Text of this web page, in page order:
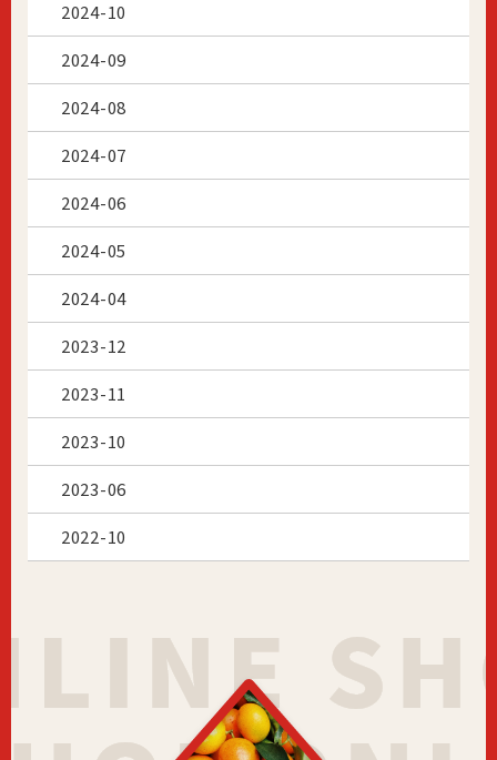
2024-10
2024-09
2024-08
2024-07
2024-06
2024-05
2024-04
2023-12
2023-11
2023-10
2023-06
2022-10